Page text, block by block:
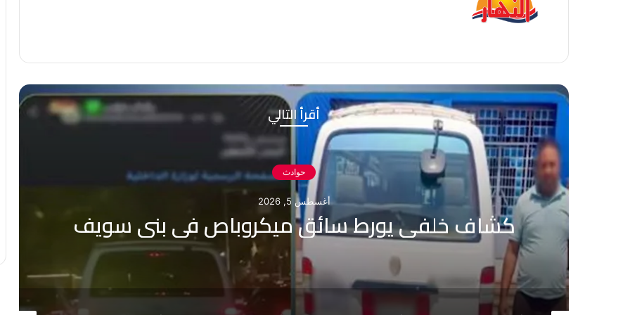
أقرأ التالي
حوادث
أغسطس 5, 2026
كشاف خلفي يورط سائق ميكروباص في بني سويف